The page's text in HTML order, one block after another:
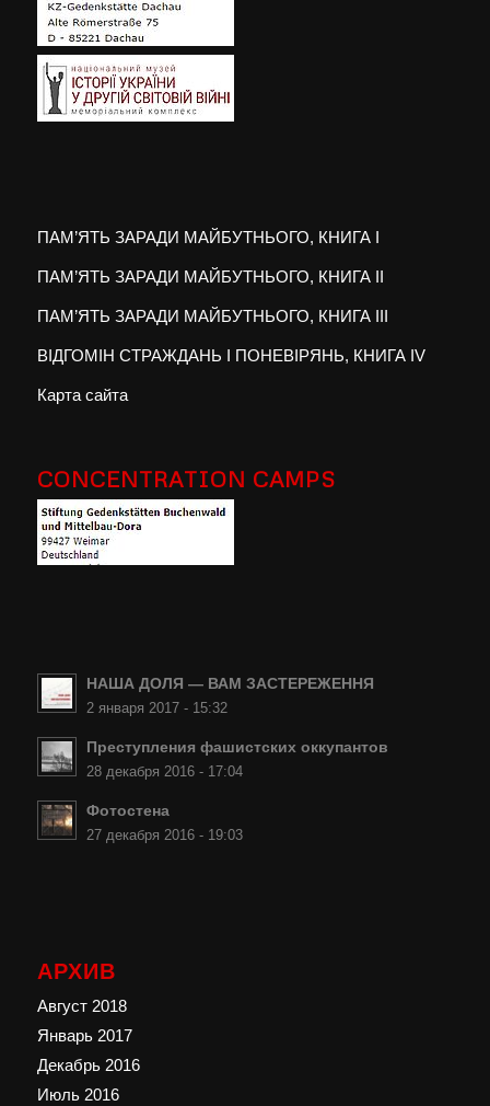
ПАМ’ЯТЬ ЗАРАДИ МАЙБУТНЬОГО, КНИГА I
ПАМ’ЯТЬ ЗАРАДИ МАЙБУТНЬОГО, КНИГА II
ПАМ’ЯТЬ ЗАРАДИ МАЙБУТНЬОГО, КНИГА III
ВІДГОМІН СТРАЖДАНЬ І ПОНЕВІРЯНЬ, КНИГА IV
Карта сайта
CONCENTRATION CAMPS
НАША ДОЛЯ — ВАМ ЗАСТЕРЕЖЕННЯ
2 января 2017 - 15:32
Преступления фашистских оккупантов
28 декабря 2016 - 17:04
Фотостена
27 декабря 2016 - 19:03
АРХИВ
Август 2018
Январь 2017
Декабрь 2016
Июль 2016